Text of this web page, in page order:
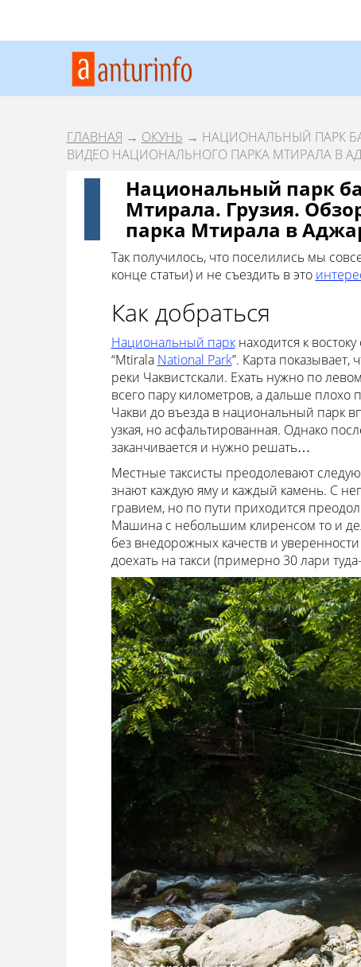
ГЛАВНАЯ → ОКУНЬ → НАЦИОНАЛЬНЫЙ ПАРК
ВИДЕО НАЦИОНАЛЬНОГО ПАРКА МТИРАЛА В
Национальный парк
Мтирала. Грузия.
парка Мтирала в
Так получилось, что поселились мы
конце статьи) и не съездить в это
Как добраться
Национальный паркнаходится к
“Mtirala National Park”. Карта показывает,
реки Чаквистскали. Ехать нужно по
всего пару километров, а дальше плохо
Чакви до въезда в национальный парк
узкая, но асфальтированная. Однако
заканчивается и нужно решать…
Местные таксисты преодолевают
знают каждую яму и каждый камень. С
гравием, но по пути приходится
Машина с небольшим клиренсом то и
без внедорожных качеств и
доехать на такси (примерно 30 лари